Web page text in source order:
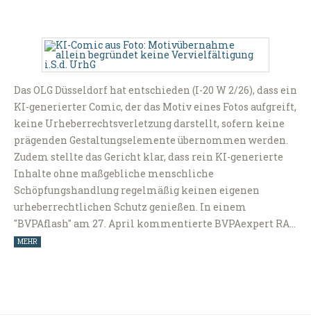
Das OLG Düsseldorf hat entschieden (I-20 W 2/26), dass ein
KI-generierter Comic, der das Motiv eines Fotos aufgreift,
keine Urheberrechtsverletzung darstellt, sofern keine
prägenden Gestaltungselemente übernommen werden.
Zudem stellte das Gericht klar, dass rein KI-generierte
Inhalte ohne maßgebliche menschliche
Schöpfungshandlung regelmäßig keinen eigenen
urheberrechtlichen Schutz genießen. In einem
"BVPAflash" am 27. April kommentierte BVPAexpert RA…
MEHR